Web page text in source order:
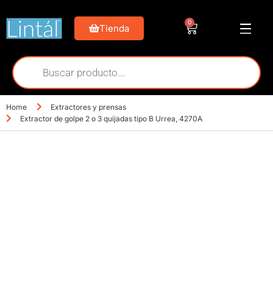
Tienda
0
Home
Extractores y prensas
Extractor de golpe 2 o 3 quijadas tipo B Urrea, 4270A